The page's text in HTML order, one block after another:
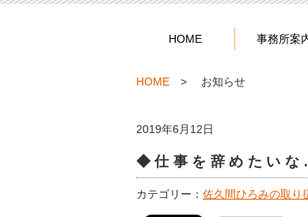
HOME 事務所案
HOME お知らせ
2019年6月12日
◆仕事を辞めたいな
カテゴリー： 佐久間ひろみの取り